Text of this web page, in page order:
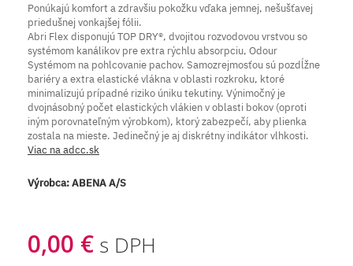
Ponúkajú komfort a zdravšiu pokožku vďaka jemnej, nešušťavej
priedušnej vonkajšej fólii.
Abri Flex disponujú TOP DRY®, dvojitou rozvodovou vrstvou so
systémom kanálikov pre extra rýchlu absorpciu, Odour
Systémom na pohlcovanie pachov. Samozrejmosťou sú pozdĺžne
bariéry a extra elastické vlákna v oblasti rozkroku, ktoré
minimalizujú prípadné riziko úniku tekutiny. Výnimočný je
dvojnásobný počet elastických vlákien v oblasti bokov (oproti
iným porovnateľným výrobkom), ktorý zabezpečí, aby plienka
zostala na mieste. Jedinečný je aj diskrétny indikátor vlhkosti.
Viac na adcc.sk
Výrobca:ABENA A/S
0,00 € s DPH